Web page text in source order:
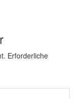
Erforderliche